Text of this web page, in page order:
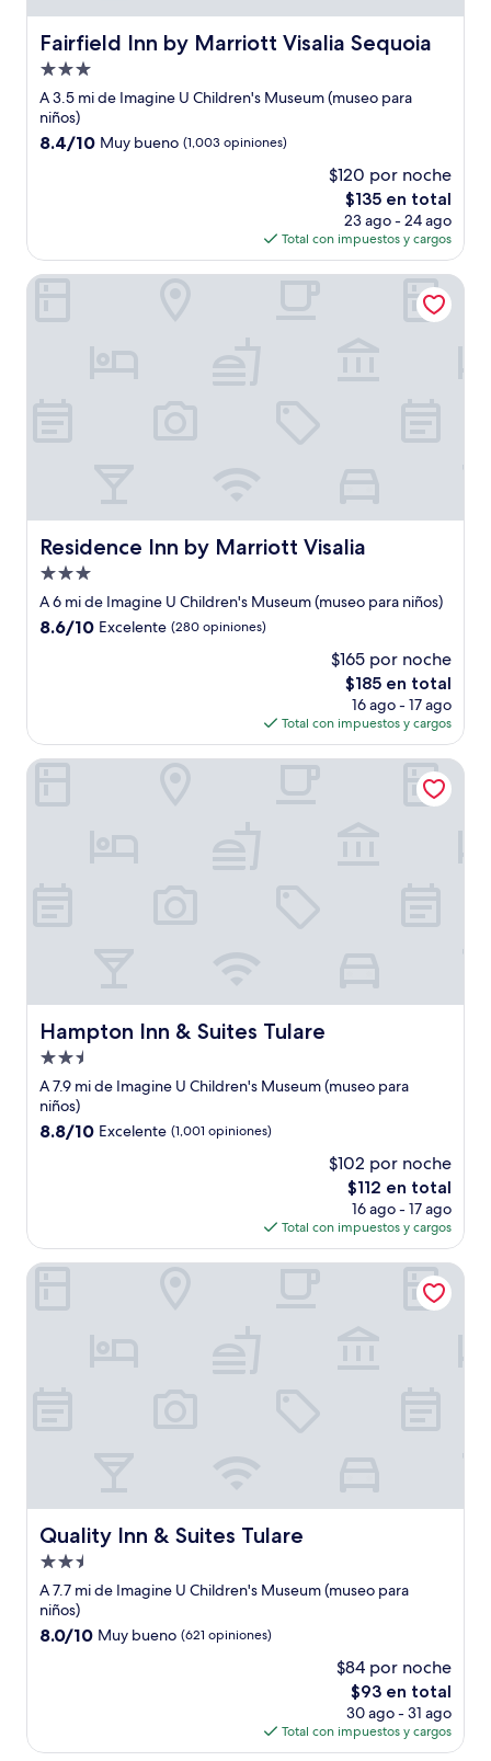
Fairfield Inn by Marriott Visalia Sequoia
Fairfield Inn by Marriott Visalia Sequoia
Propiedad
de
3.0
estrellas
A 3.5 mi de Imagine U Children's Museum (museo para
niños)
8.4
opiniones)
8.4/10 Muy bueno (1,003 opiniones)
$120 por noche
El
precio
actual
es
de
$135 en total
23 ago - 24 ago
Total con impuestos y cargos
Residence Inn by Marriott Visalia
Residence Inn by Marriott Visalia
Propiedad
de
3.0
A 6 mi de Imagine U Children's Museum (museo para niños)
8.6
8.6/10 Excelente (280 opiniones)
$165 por noche
El
precio
actual
es
de
$185 en total
16 ago - 17 ago
Total con impuestos y cargos
Residence Inn by Marriott Visalia
Hampton Inn & Suites Tulare
Hampton Inn & Suites Tulare
Propiedad
de
2.5
estrellas
A 7.9 mi de Imagine U Children's Museum (museo para
niños)
8.8
8.8/10 Excelente (1,001 opiniones)
$102 por noche
El
precio
actual
es
de
$112 en total
16 ago - 17 ago
Total con impuestos y cargos
Hampton Inn & Suites Tulare
Quality Inn & Suites Tulare
Quality Inn & Suites Tulare
Propiedad
de
2.5
estrellas
A 7.7 mi de Imagine U Children's Museum (museo para
niños)
8.0
opiniones)
8.0/10 Muy bueno (621 opiniones)
$84 por noche
El
precio
actual
es
$93 en total
30 ago - 31 ago
Total con impuestos y cargos
Quality Inn & Suites Tulare